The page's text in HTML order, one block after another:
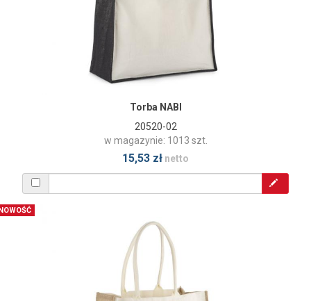
Torba NABI
20520-02
w magazynie: 1013 szt.
15,53 zł netto